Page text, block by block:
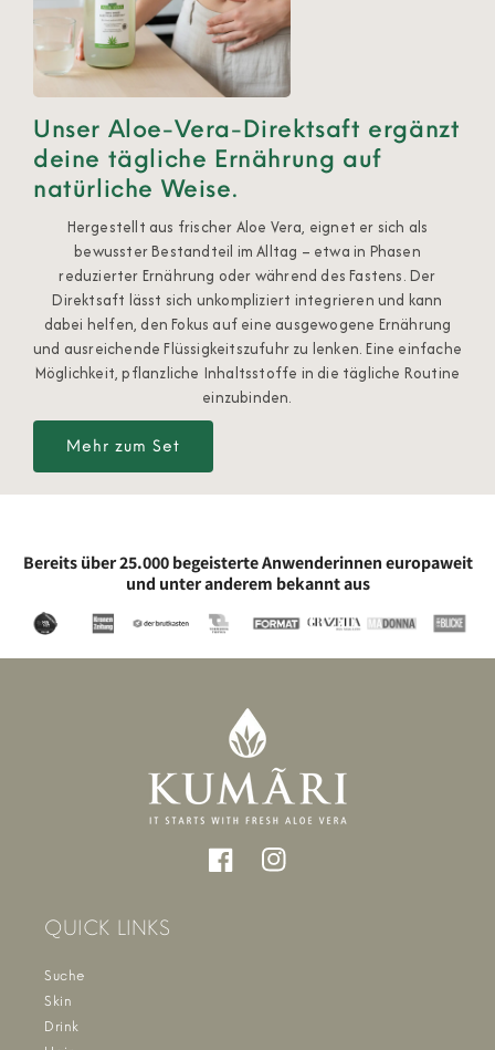
Unser Aloe-Vera-Direktsaft ergänzt
deine tägliche Ernährung auf
natürliche Weise.
Hergestellt aus frischer Aloe Vera, eignet er sich als
bewusster Bestandteil im Alltag – etwa in Phasen
reduzierter Ernährung oder während des Fastens. Der
Direktsaft lässt sich unkompliziert integrieren und kann
dabei helfen, den Fokus auf eine ausgewogene Ernährung
und ausreichende Flüssigkeitszufuhr zu lenken. Eine einfache
Möglichkeit, pflanzliche Inhaltsstoffe in die tägliche Routine
einzubinden.
Mehr zum Set
Bereits über 25.000 begeisterte Anwenderinnen europaweit
und unter anderem bekannt aus
FacebookInstagram
QUICK LINKS
Suche
Skin
Drink